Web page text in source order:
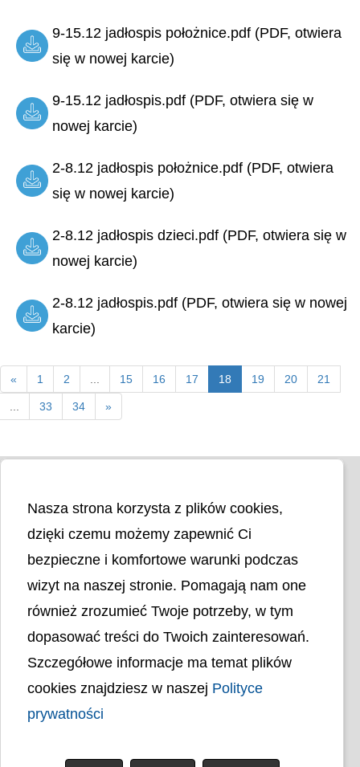
9-15.12 jadłospis położnice.pdf (PDF, otwiera
się w nowej karcie)
9-15.12 jadłospis.pdf (PDF, otwiera się w
nowej karcie)
2-8.12 jadłospis położnice.pdf (PDF, otwiera
się w nowej karcie)
2-8.12 jadłospis dzieci.pdf (PDF, otwiera się w
nowej karcie)
2-8.12 jadłospis.pdf (PDF, otwiera się w nowej
karcie)
« 1 2 15 16 17 18 19 20 21
33 34 »
Liczba odwiedzin
Polityka prywatności
Mapa strony
Ochrona Danych Osobowych
Deklaracja Dostępności
Nasza strona korzysta z plików cookies,
dzięki czemu możemy zapewnić Ci
bezpieczne i komfortowe warunki podczas
wizyt na naszej stronie. Pomagają nam one
również zrozumieć Twoje potrzeby, w tym
dopasować treści do Twoich zainteresowań.
Szczegółowe informacje ma temat plików
cookies znajdziesz w naszej Polityce
prywatności